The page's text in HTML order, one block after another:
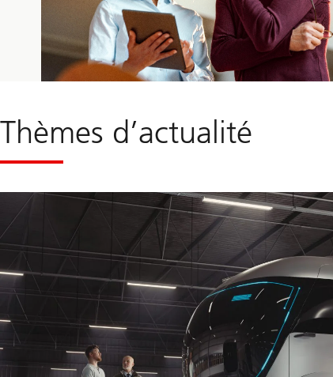
Thèmes d’actualité